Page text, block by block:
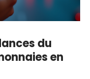
du
en